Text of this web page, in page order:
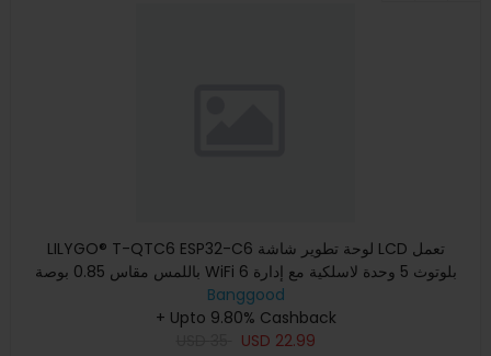
LILYGO® T-QTC6 ESP32-C6 لوحة تطوير شاشة LCD تعمل
باللمس مقاس 0.85 بوصة WiFi 6 بلوتوث 5 وحدة لاسلكية مع إدارة
الطاقة
Banggood
+ Upto 9.80% Cashback
USD 22.99